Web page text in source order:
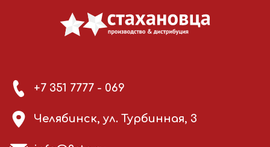
+7 351 7777 - 069
Челябинск, ул. Турбинная, 3